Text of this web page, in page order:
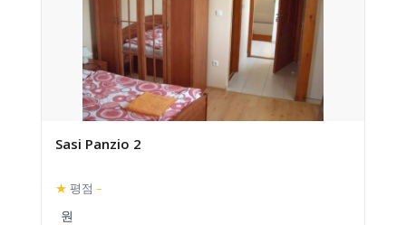
Sasi Panzio 2
★ 평점 –